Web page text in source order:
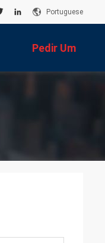
Portuguese
Pedir Um
Orçamento